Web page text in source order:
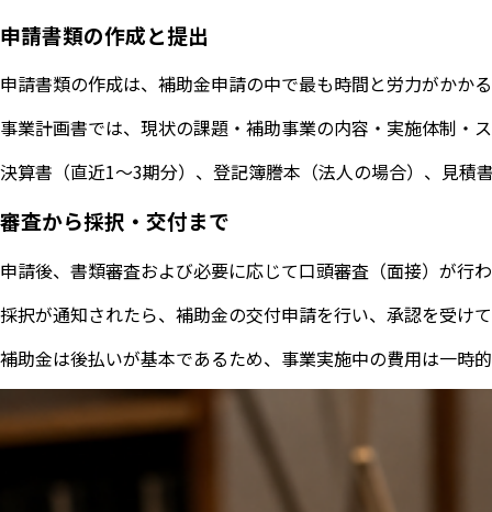
申請書類の作成と提出
申請書類の作成は、補助金申請の中で最も時間と労力がかか
事業計画書では、現状の課題・補助事業の内容・実施体制・
決算書（直近1〜3期分）、登記簿謄本（法人の場合）、見積
審査から採択・交付まで
申請後、書類審査および必要に応じて口頭審査（面接）が行
採択が通知されたら、補助金の交付申請を行い、承認を受け
補助金は後払いが基本であるため、事業実施中の費用は一時